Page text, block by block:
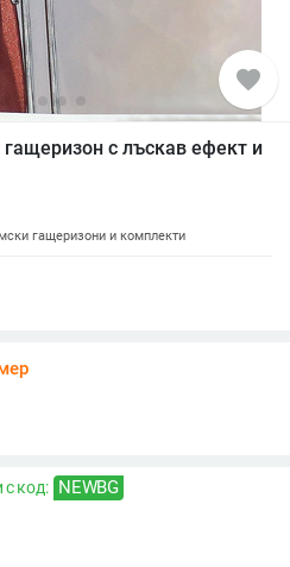
favorite
с лъскав ефект и
гащеризони и комплекти
с код: NEWBG